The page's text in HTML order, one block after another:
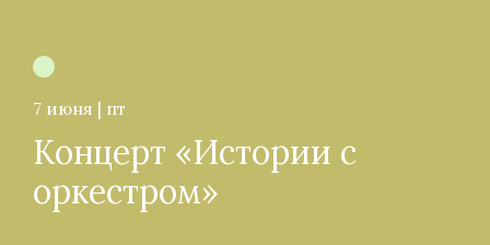
7 июня | пт
Концерт «Истории с
оркестром»